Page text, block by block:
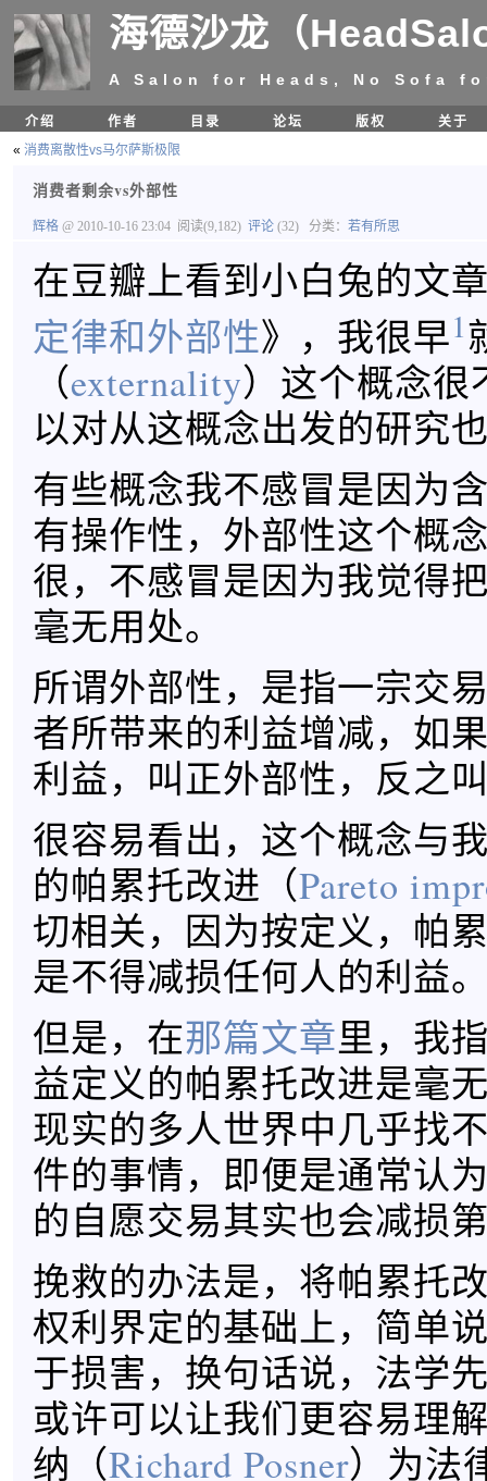
海德沙龙（
A Salon for Heads, No Sofa
介绍 作者 目录 论坛 版权
关于
« 消费离散性vs马尔萨斯极限
消费者剩余vs外部性
辉格 @ 2010-10-16 23:04 阅读(9,182) 评论 (32) 分类： 若有所思
在豆瓣上看到小白兔的文
定律和外部性》，我很早1
（externality）这个概念很
以对从这概念出发的研究
有些概念我不感冒是因为
有操作性，外部性这个概
很，不感冒是因为我觉得
毫无用处。
所谓外部性，是指一宗交
者所带来的利益增减，如
利益，叫正外部性，反之
很容易看出，这个概念与
的帕累托改进（Pareto
切相关，因为按定义，帕
是不得减损任何人的利益
但是，在那篇文章里，我
益定义的帕累托改进是毫
现实的多人世界中几乎找
件的事情，即便是通常认
的自愿交易其实也会减损
挽救的办法是，将帕累托
权利界定的基础上，简单
于损害，换句话说，法学
或许可以让我们更容易理
纳（Richard Posner）为法